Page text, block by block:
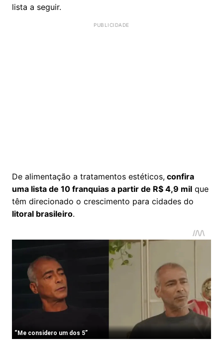
lista a seguir.
De alimentação a tratamentos estéticos, confira
uma lista de 10 franquias a partir de R$ 4,9 mil que
têm direcionado o crescimento para cidades do
litoral brasileiro.